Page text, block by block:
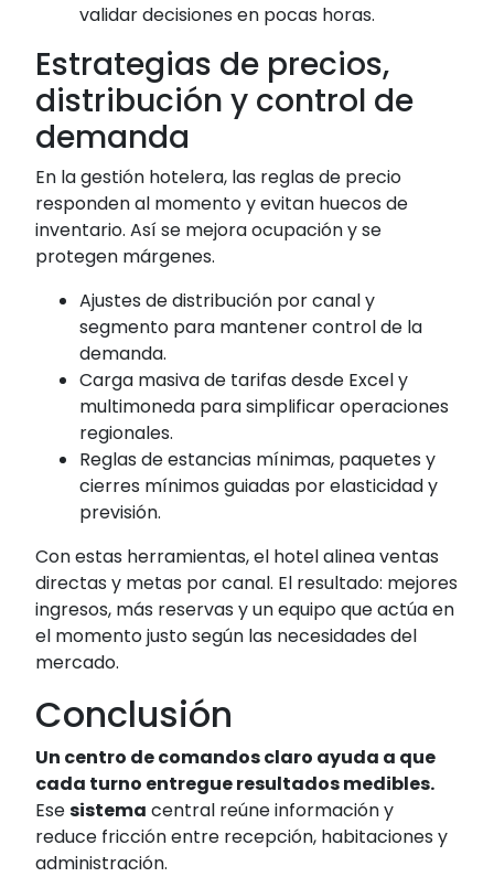
validar decisiones en pocas horas.
Estrategias de precios,
distribución y control de
demanda
En la gestión hotelera, las reglas de precio
responden al momento y evitan huecos de
inventario. Así se mejora ocupación y se
protegen márgenes.
Ajustes de distribución por canal y
segmento para mantener control de la
demanda.
Carga masiva de tarifas desde Excel y
multimoneda para simplificar operaciones
regionales.
Reglas de estancias mínimas, paquetes y
cierres mínimos guiadas por elasticidad y
previsión.
Con estas herramientas, el hotel alinea ventas
directas y metas por canal. El resultado: mejores
ingresos, más reservas y un equipo que actúa en
el momento justo según las necesidades del
mercado.
Conclusión
Un centro de comandos claro ayuda a que
cada turno entregue resultados medibles.
Esesistema central reúne información y
reduce fricción entre recepción, habitaciones y
administración.